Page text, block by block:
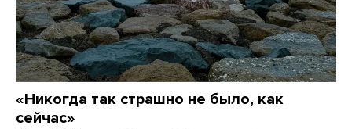
«Никогда так страшно не было, как
сейчас»